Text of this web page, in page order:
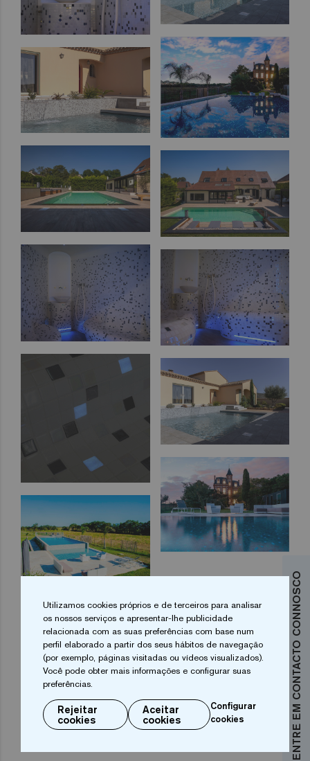
ENTRE EM CONTACTO CONNOSCO
1 2 3
Pretende mais informações?
Utilizamos cookies próprios e de terceiros para analisar
os nossos serviços e apresentar-lhe publicidade
relacionada com as suas preferências com base num
perfil elaborado a partir dos seus hábitos de navegação
(por exemplo, páginas visitadas ou vídeos visualizados).
Você pode obter mais informações e configurar suas
preferências.
Rejeitar
cookies
Aceitar
cookies
Configurar
cookies